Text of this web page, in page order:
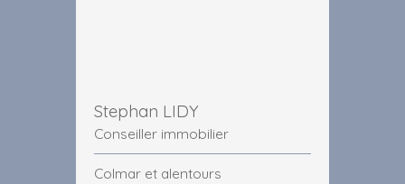
Stephan LIDY
Conseiller immobilier
Colmar et alentours